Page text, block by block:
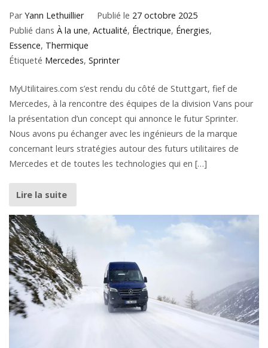
ParYann Lethuillier Publié le 27 octobre 2025
Publié dans À la une, Actualité, Électrique, Énergies,
Essence, Thermique
Étiqueté Mercedes, Sprinter
MyUtilitaires.com s’est rendu du côté de Stuttgart, fief de
Mercedes, à la rencontre des équipes de la division Vans pour
la présentation d’un concept qui annonce le futur Sprinter.
Nous avons pu échanger avec les ingénieurs de la marque
concernant leurs stratégies autour des futurs utilitaires de
Mercedes et de toutes les technologies qui en […]
Lire la suite